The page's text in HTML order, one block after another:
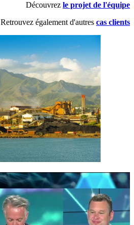
Découvrez le projet de l'équipe
Retrouvez également d'autres cas clients